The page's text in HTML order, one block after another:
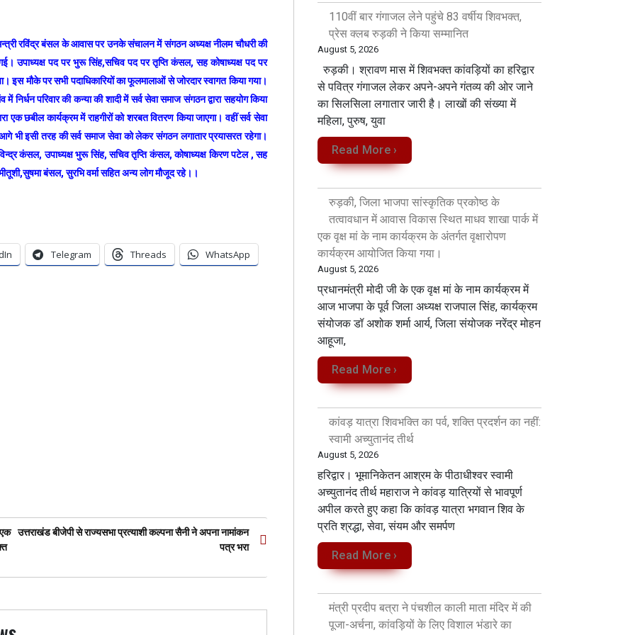
रविंद्र बंसल के आवास पर उनके संचालन में संगठन अध्यक्ष नीलम चौधरी की
उपाध्यक्ष पद पर भुरू सिंह,सचिव पद पर तृप्ति कंसल, सह कोषाध्यक्ष पद पर
इस मौके पर सभी पदाधिकारियों का फूलमालाओं से जोरदार स्वागत किया गया।
परिवार की कन्या की शादी में सर्व सेवा समाज संगठन द्वारा सहयोग किया
छबील कार्यक्रम में राहगीरों को शरबत वितरण किया जाएगा। वहीं सर्व सेवा
भी इसी तरह की सर्व समाज सेवा को लेकर संगठन लगातार प्रयासरत रहेगा।
कंसल, उपाध्यक्ष भुरू सिंह, सचिव तृप्ति कंसल, कोषाध्यक्ष किरण पटेल , सह
मीतूशी,सुषमा बंसल, सुरभि वर्मा सहित अन्य लोग मौजूद रहे।।
Telegram Threads WhatsApp
उत्तराखंड बीजेपी से राज्यसभा प्रत्याशी कल्पना सैनी ने अपना नामांकन
पत्र भरा
110वीं बार गंगाजल लेने पहुंचे 83 वर्षीय शिवभक्त,
प्रेस क्लब रुड़की ने किया सम्मानित
August 5, 2026
रुड़की। श्रावण मास में शिवभक्त कांवड़ियों का हरिद्वार
से पवित्र गंगाजल लेकर अपने-अपने गंतव्य की ओर जाने
का सिलसिला लगातार जारी है। लाखों की संख्या में
महिला, पुरुष, युवा
Read More ›
रुड़की, जिला भाजपा सांस्कृतिक प्रकोष्ठ के
तत्वावधान में आवास विकास स्थित माधव शाखा पार्क में
एक वृक्ष मां के नाम कार्यक्रम के अंतर्गत वृक्षारोपण
कार्यक्रम आयोजित किया गया।
August 5, 2026
प्रधानमंत्री मोदी जी के एक वृक्ष मां के नाम कार्यक्रम में
आज भाजपा के पूर्व जिला अध्यक्ष राजपाल सिंह, कार्यक्रम
संयोजक डॉ अशोक शर्मा आर्य, जिला संयोजक नरेंद्र मोहन
आहूजा,
Read More ›
कांवड़ यात्रा शिवभक्ति का पर्व, शक्ति प्रदर्शन का नहीं:
स्वामी अच्युतानंद तीर्थ
August 5, 2026
हरिद्वार। भूमानिकेतन आश्रम के पीठाधीश्वर स्वामी
अच्युतानंद तीर्थ महाराज ने कांवड़ यात्रियों से भावपूर्ण
अपील करते हुए कहा कि कांवड़ यात्रा भगवान शिव के
प्रति श्रद्धा, सेवा, संयम और समर्पण
Read More ›
मंत्री प्रदीप बत्रा ने पंचशील काली माता मंदिर में की
पूजा-अर्चना, कांवड़ियों के लिए विशाल भंडारे का